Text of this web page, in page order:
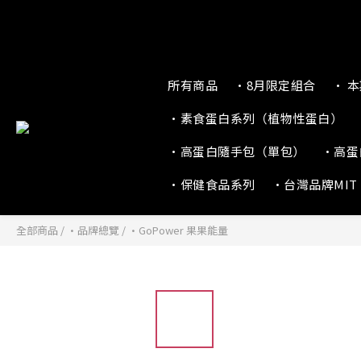
所有商品 •8月限定組合
•
•素食蛋白系列（植物性蛋白）
•高蛋白隨手包（單包）
•高
•保健食品系列
•台灣品牌MIT
全部商品 / •品牌總覽 / •GoPower 果果能量